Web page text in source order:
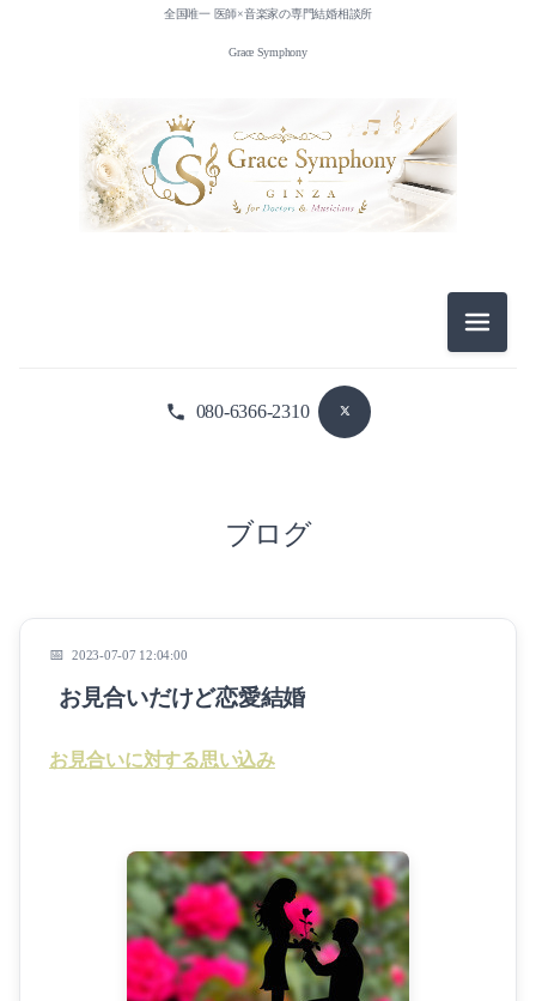
080-6366-2310
全国唯一 医師×音楽家の専門結婚相談所
Grace Symphony
メニュ
ブログ
2023-07-07 12:04:00
お見合いだけど恋愛結婚
お見合いに対する思い込み